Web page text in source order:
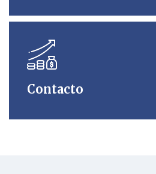
Contacto